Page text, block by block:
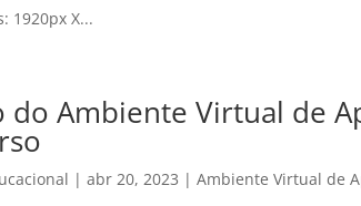
1920px X...
do Ambiente Virtual de
|abr 20, 2023 |Ambiente Virtual de